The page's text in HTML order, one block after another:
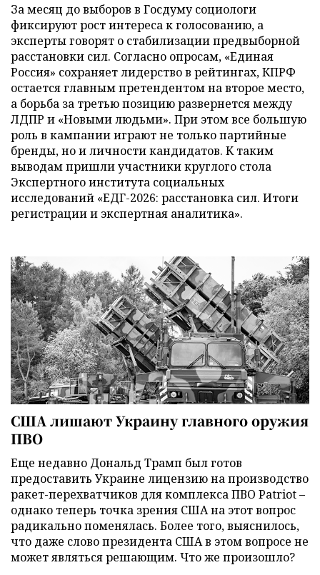
За месяц до выборов в Госдуму социологи
фиксируют рост интереса к голосованию, а
эксперты говорят о стабилизации предвыборной
расстановки сил. Согласно опросам, «Единая
Россия» сохраняет лидерство в рейтингах, КПРФ
остается главным претендентом на второе место,
а борьба за третью позицию развернется между
ЛДПР и «Новыми людьми». При этом все большую
роль в кампании играют не только партийные
бренды, но и личности кандидатов. К таким
выводам пришли участники круглого стола
Экспертного института социальных
исследований «ЕДГ-2026: расстановка сил. Итоги
регистрации и экспертная аналитика».
США лишают Украину главного оружия
ПВО
Еще недавно Дональд Трамп был готов
предоставить Украине лицензию на производство
ракет-перехватчиков для комплекса ПВО Patriot –
однако теперь точка зрения США на этот вопрос
радикально поменялась. Более того, выяснилось,
что даже слово президента США в этом вопросе не
может являться решающим. Что же произошло?